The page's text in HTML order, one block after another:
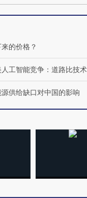
视线｜被称为“蟑螂”的印
的价格？
工智能竞争：道路比技
供给缺口对中国的影响